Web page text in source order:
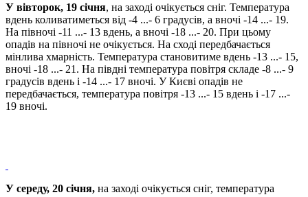
У вівторок, 19 січня, на заході очікується сніг. Температура
вдень коливатиметься від -4 ...- 6 градусів, а вночі -14 ...- 19.
На півночі -11 ...- 13 вдень, а вночі -18 ...- 20. При цьому
опадів на півночі не очікується. На сході передбачається
мінлива хмарність. Температура становитиме вдень -13 ...- 15,
вночі -18 ...- 21. На півдні температура повітря складе -8 ...- 9
градусів вдень і -14 ...- 17 вночі. У Києві опадів не
передбачається, температура повітря -13 ...- 15 вдень і -17 ...-
19 вночі.
У середу, 20 січня, на заході очікується сніг, температура